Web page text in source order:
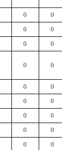
0 0
0 0
0 0
0 0
0 0
0 0
0 0
0 0
0 0